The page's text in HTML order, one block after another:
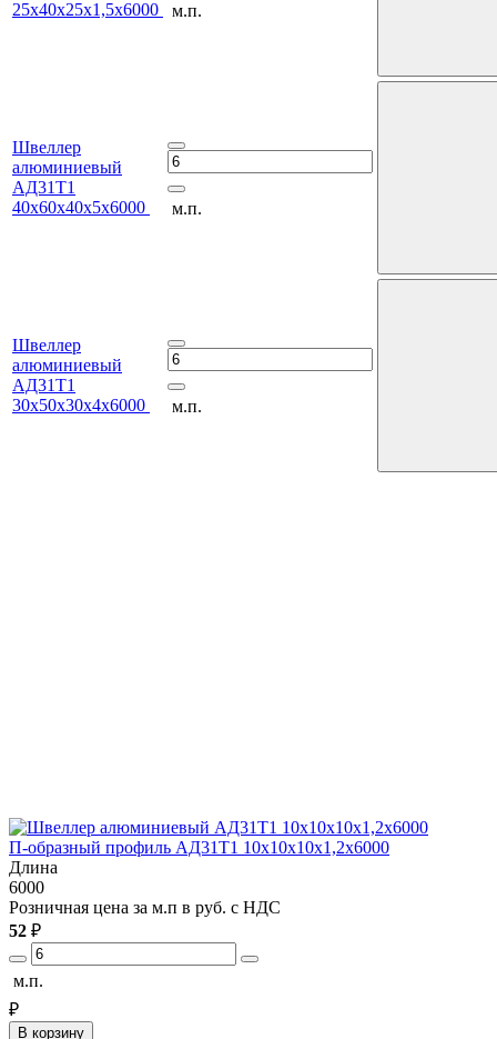
25х40х25х1,5х6000
м.п.
Швеллер
алюминиевый
АД31Т1
40х60х40х5х6000
м.п.
Швеллер
алюминиевый
АД31Т1
30х50х30х4х6000
м.п.
П-образный профиль АД31Т1 10х10х10х1,2х6000
Длина
6000
Розничная цена за м.п в руб. с НДС
52 ₽
м.п.
₽
В корзину